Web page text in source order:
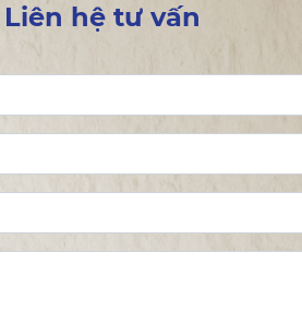
Liên hệ tư vấn